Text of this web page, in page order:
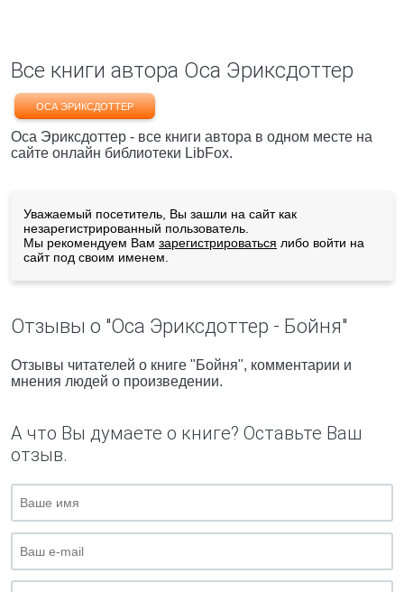
Все книги автора Оса Эриксдоттер
ОСА ЭРИКСДОТТЕР
Оса Эриксдоттер - все книги автора в одном месте на
сайте онлайн библиотеки LibFox.
Уважаемый посетитель, Вы зашли на сайт как
незарегистрированный пользователь.
Мы рекомендуем Вам зарегистрироваться либо войти на
сайт под своим именем.
Отзывы о "Оса Эриксдоттер - Бойня"
Отзывы читателей о книге "Бойня", комментарии и
мнения людей о произведении.
А что Вы думаете о книге? Оставьте Ваш
отзыв.